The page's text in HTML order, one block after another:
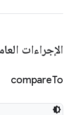
الإجراءات
compareTo